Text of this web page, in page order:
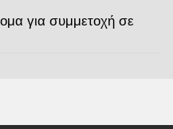
για συμμετοχή σε